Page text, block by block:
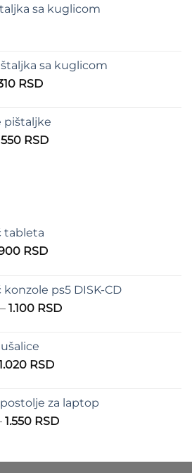
100 RSD
sa kuglicom
sa kuglicom
RSDRaspon
210 RSD
do
pištaljke
550 RSDRaspon
tableta
RSDRaspon
555 RSD
do
ps5 DISK-CD
– 1.100 RSDRaspon
RSDRaspon
935 RSD
do
za laptop
1.550 RSDRaspon
1.100 RSD